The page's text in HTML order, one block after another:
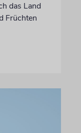
das Land
Früchten